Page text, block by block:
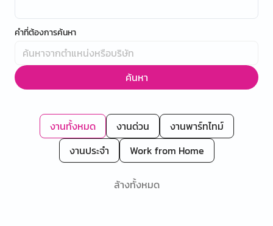
คำที่ต้องการค้นหา
ค้นหา
งานทั้งหมด งานด่วน
งานพาร์ทไทม์
งานประจำ
Work from Home
ล้างทั้งหมด